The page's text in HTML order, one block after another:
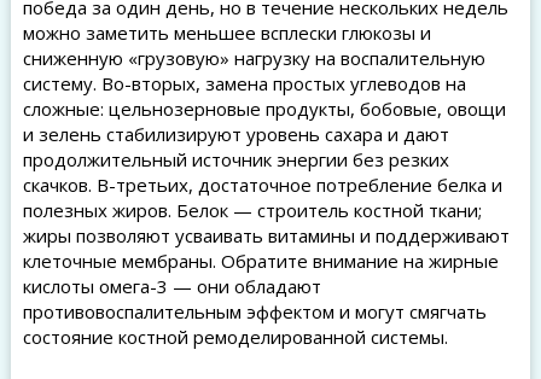
победа за один день, но в течение нескольких недель
можно заметить меньшее всплески глюкозы и
сниженную «грузовую» нагрузку на воспалительную
систему. Во-вторых, замена простых углеводов на
сложные: цельнозерновые продукты, бобовые, овощи
и зелень стабилизируют уровень сахара и дают
продолжительный источник энергии без резких
скачков. В-третьих, достаточное потребление белка и
полезных жиров. Белок — строитель костной ткани;
жиры позволяют усваивать витамины и поддерживают
клеточные мембраны. Обратите внимание на жирные
кислоты омега-3 — они обладают
противовоспалительным эффектом и могут смягчать
состояние костной ремоделированной системы.